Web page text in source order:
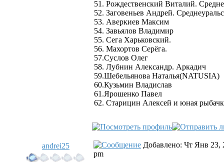
51. Рождественский Виталий.
52. Заговеньев Андрей.
53. Аверкиев Максим
54. Завьялов Владимир
55. Сега Харьковский.
56. Махортов Серёга.
57.Суслов Олег
58. Лубнин Александр. Аркадич
59.Шебельянова Наталья(NATUSIA)
60.Кузьмин Владислав
61.Ярошенко Павел
62. Старицин Алексей и юная
andrei25
Добавлено: Чт Янв 23,
pm